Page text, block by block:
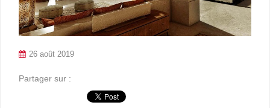
26 août 2019
Partager sur :